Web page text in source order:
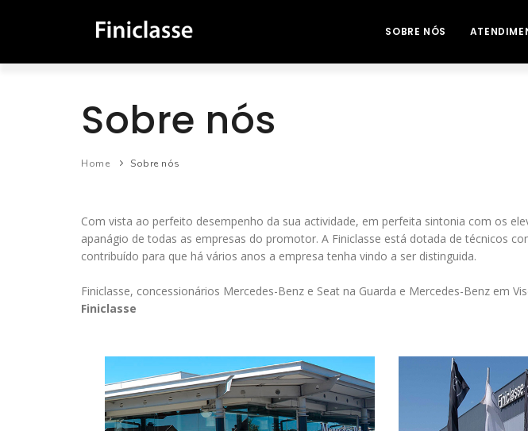
SOBRE NÓS
Sobre nós
Home Sobre nós
Com vista ao perfeito desempenho da sua actividade, em perfeita sintonia com os
apanágio de todas as empresas do promotor. A Finiclasse está dotada de técnicos
contribuído para que há vários anos a empresa tenha vindo a ser distinguida.
Finiclasse, concessionários Mercedes-Benz e Seat na Guarda e Mercedes-Benz em
Finiclasse